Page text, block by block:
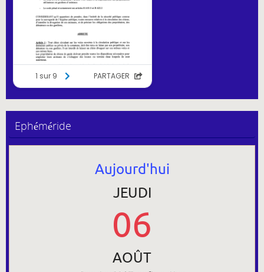
Ephéméride
Aujourd'hui
JEUDI
06
AOÛT